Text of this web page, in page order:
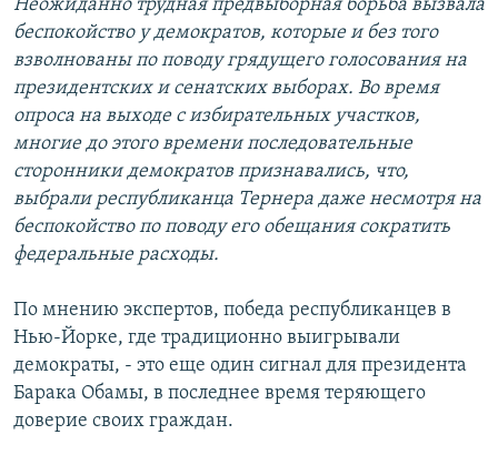
Неожиданно трудная предвыборная борьба вызвала
беспокойство у демократов, которые и без того
взволнованы по поводу грядущего голосования на
президентских и сенатских выборах. Во время
опроса на выходе с избирательных участков,
многие до этого времени последовательные
сторонники демократов признавались, что,
выбрали республиканца Тернера даже несмотря на
беспокойство по поводу его обещания сократить
федеральные расходы.
По мнению экспертов, победа республиканцев в
Нью-Йорке, где традиционно выигрывали
демократы, - это еще один сигнал для президента
Барака Обамы, в последнее время теряющего
доверие своих граждан.